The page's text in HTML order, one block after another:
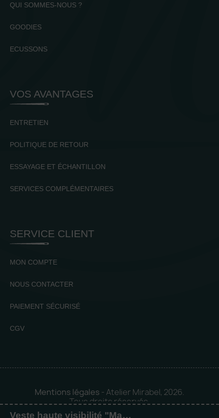
Veste haute visibilité "Management" femme
QUI SOMMES-NOUS ?
GOODIES
ECUSSONS
VOS AVANTAGES
ENTRETIEN
POLITIQUE DE RETOUR
ESSAYAGE ET ÉCHANTILLON
SERVICES COMPLÉMENTAIRES
SERVICE CLIENT
MON COMPTE
NOUS CONTACTER
PAIEMENT SÉCURISÉ
CGV
Mentions légales - Atelier Mirabel, 2026.
Tous droits réservés.